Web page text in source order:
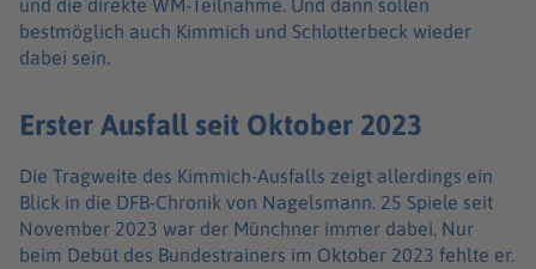
und die direkte WM-Teilnahme. Und dann sollen
bestmöglich auch Kimmich und Schlotterbeck wieder
dabei sein.
Erster Ausfall seit Oktober 2023
Die Tragweite des Kimmich-Ausfalls zeigt allerdings ein
Blick in die DFB-Chronik von Nagelsmann. 25 Spiele seit
November 2023 war der Münchner immer dabei. Nur
beim Debüt des Bundestrainers im Oktober 2023 fehlte er.